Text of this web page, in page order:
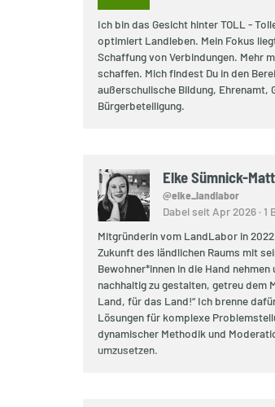
Ich bin das Gesicht hinter TOLL -
optimiert Landleben. Mein Fokus
Schaffung von Verbindungen. Mehr
schaffen. Mich findest Du in den
außerschulische Bildung, Ehrenamt,
Bürgerbeteiligung.
Elke Sümnick-
@elke_landlabor
Dabei seit Apr 2026 · 1
Mitgründerin vom LandLabor in
Zukunft des ländlichen Raums mit
Bewohner*innen in die Hand nehmen
nachhaltig zu gestalten, getreu dem
Land, für das Land!“ Ich brenne
Lösungen für komplexe
dynamischer Methodik und
umzusetzen.